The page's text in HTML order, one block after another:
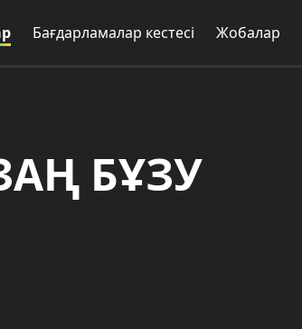
Бағдарламалар кестесі Жобалар
БҰЗУ